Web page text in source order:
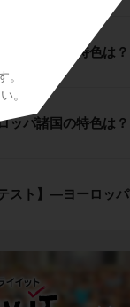
。
。
ッパ諸国の特色は？
ッパ諸国の特色は？
テスト】―ヨーロッパ